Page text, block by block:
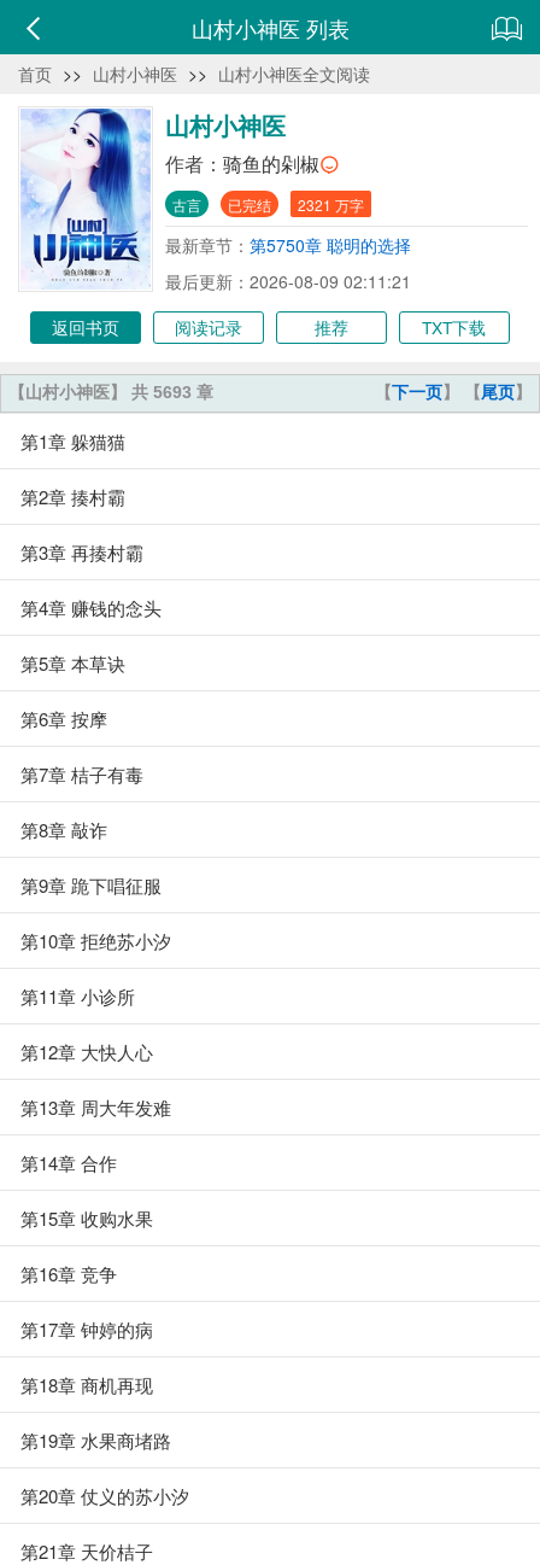
山村小神医 列表
首页 >> 山村小神医 >> 山村小神医全文阅读
山村小神医
作者： 骑鱼的剁椒
古言 已完结 2321 万字
最新章节： 第5750章 聪明的选择
最后更新：2026-08-09 02:11:21
返回书页
阅读记录 推荐 TXT下载
【下一页】 【尾页】
【山村小神医】 共 5693 章
第1章 躲猫猫
第2章 揍村霸
第3章 再揍村霸
第4章 赚钱的念头
第5章 本草诀
第6章 按摩
第7章 桔子有毒
第8章 敲诈
第9章 跪下唱征服
第10章 拒绝苏小汐
第11章 小诊所
第12章 大快人心
第13章 周大年发难
第14章 合作
第15章 收购水果
第16章 竞争
第17章 钟婷的病
第18章 商机再现
第19章 水果商堵路
第20章 仗义的苏小汐
第21章 天价桔子